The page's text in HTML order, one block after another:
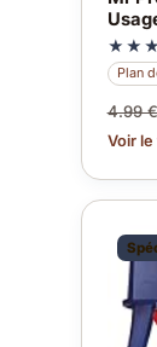
Plan
4.99 €
Voir